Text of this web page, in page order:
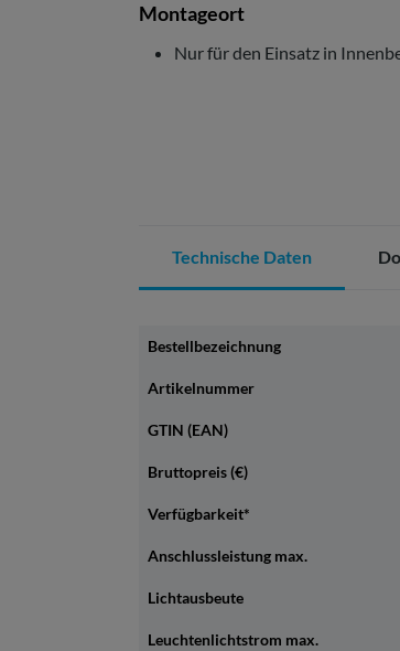
Montageort
Nur für den Einsatz in
Technische Daten
Bestellbezeichnung
Artikelnummer
GTIN (EAN)
Bruttopreis (€)
Verfügbarkeit*
Anschlussleistung max.
Lichtausbeute
Leuchtenlichtstrom max.